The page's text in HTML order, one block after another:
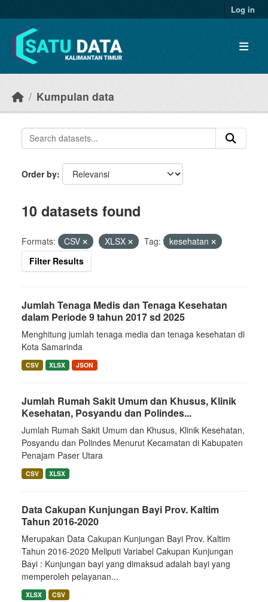
Log in
Kumpulan data
Order by
10 datasets found
Formats: CSV XLSX Tag:
kesehatan
Filter Results
Jumlah Tenaga Medis dan Tenaga Kesehatan
dalam Periode 9 tahun 2017 sd 2025
Menghitung jumlah tenaga media dan tenaga kesehatan di
Kota Samarinda
CSV XLSX JSON
Jumlah Rumah Sakit Umum dan Khusus, Klinik
Kesehatan, Posyandu dan Polindes...
Jumlah Rumah Sakit Umum dan Khusus, Klinik Kesehatan,
Posyandu dan Polindes Menurut Kecamatan di Kabupaten
Penajam Paser Utara
CSV XLSX
Data Cakupan Kunjungan Bayi Prov. Kaltim
Tahun 2016-2020
Merupakan Data Cakupan Kunjungan Bayi Prov. Kaltim
Tahun 2016-2020 Meliputi Variabel Cakupan Kunjungan
Bayi : Kunjungan bayi yang dimaksud adalah bayi yang
memperoleh pelayanan...
XLSX CSV